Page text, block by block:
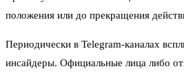
положения или до прекращения
Периодически в Telegram-каналах
инсайдеры. Официальные лица либо